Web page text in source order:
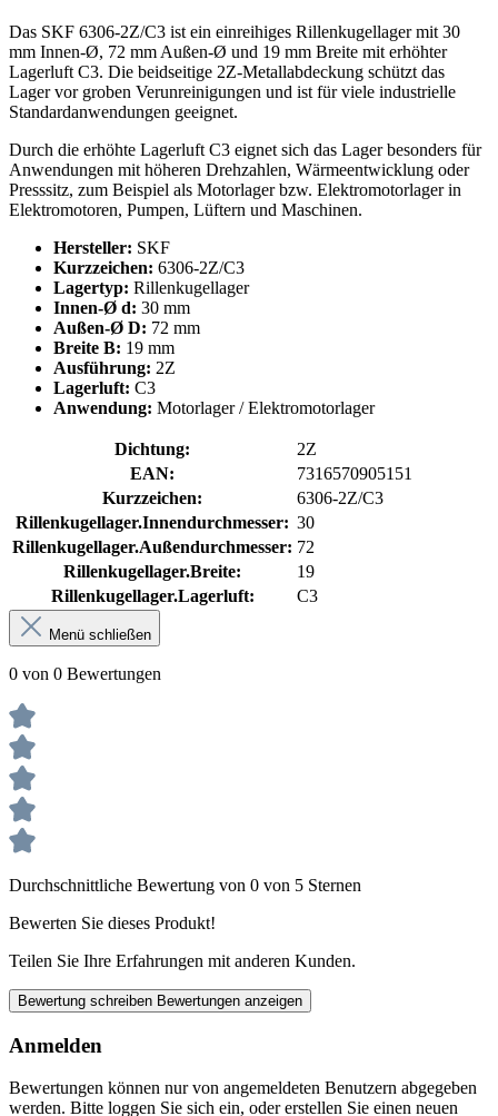
Das SKF 6306-2Z/C3 ist ein einreihiges Rillenkugellager mit 30
mm Innen-Ø, 72 mm Außen-Ø und 19 mm Breite mit erhöhter
Lagerluft C3. Die beidseitige 2Z-Metallabdeckung schützt das
Lager vor groben Verunreinigungen und ist für viele industrielle
Standardanwendungen geeignet.
Durch die erhöhte Lagerluft C3 eignet sich das Lager besonders für
Anwendungen mit höheren Drehzahlen, Wärmeentwicklung oder
Presssitz, zum Beispiel als Motorlager bzw. Elektromotorlager in
Elektromotoren, Pumpen, Lüftern und Maschinen.
Hersteller: SKF
Kurzzeichen: 6306-2Z/C3
Lagertyp: Rillenkugellager
Innen-Ø d: 30 mm
Außen-Ø D: 72 mm
Breite B: 19 mm
Ausführung: 2Z
Lagerluft: C3
Anwendung: Motorlager / Elektromotorlager
Dichtung:
2Z
EAN:
7316570905151
Kurzzeichen:
6306-2Z/C3
Rillenkugellager.Innendurchmesser: 30
Rillenkugellager.Außendurchmesser: 72
Rillenkugellager.Breite:
19
Rillenkugellager.Lagerluft:
C3
Menü schließen
0 von 0 Bewertungen
Durchschnittliche Bewertung von 0 von 5 Sternen
Bewerten Sie dieses Produkt!
Teilen Sie Ihre Erfahrungen mit anderen Kunden.
Bewertung schreiben Bewertungen anzeigen
Anmelden
Bewertungen können nur von angemeldeten Benutzern abgegeben
werden. Bitte loggen Sie sich ein, oder erstellen Sie einen neuen